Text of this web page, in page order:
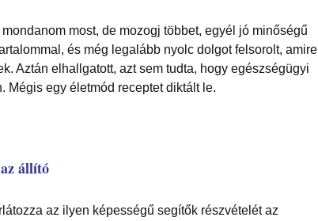
most, de mozogj többet, egyél jó minőségű
és még legalább nyolc dolgot felsorolt, amire
Aztán elhallgatott, azt sem tudta, hogy egészségügyi
Mégis egy életmód receptet diktált le.
állító
az ilyen képességű segítők részvételét az